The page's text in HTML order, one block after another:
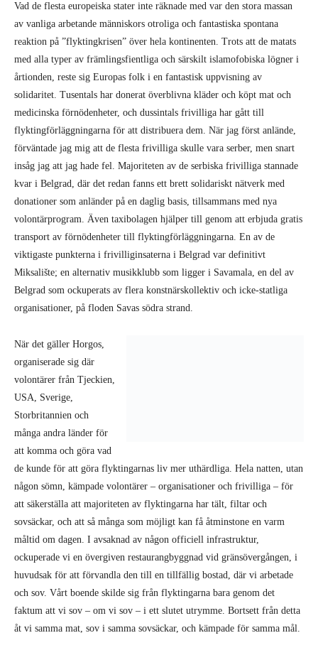
med alla typer av främlingsfientliga och särskilt islamofobiska lögner i
årtionden, reste sig Europas folk i en fantastisk uppvisning av
solidaritet. Tusentals har donerat överblivna kläder och köpt mat och
medicinska förnödenheter, och dussintals frivilliga har gått till
flyktingförläggningarna för att distribuera dem. När jag först anlände,
förväntade jag mig att de flesta frivilliga skulle vara serber, men snart
insåg jag att jag hade fel. Majoriteten av de serbiska frivilliga stannade
kvar i Belgrad, där det redan fanns ett brett solidariskt nätverk med
donationer som anländer på en daglig basis, tillsammans med nya
volontärprogram. Även taxibolagen hjälper till genom att erbjuda gratis
transport av förnödenheter till flyktingförläggningarna. En av de
viktigaste punkterna i frivilliginsaterna i Belgrad var definitivt
Miksalište; en alternativ musikklubb som ligger i Savamala, en del av
Belgrad som ockuperats av flera konstnärskollektiv och icke-statliga
organisationer, på floden Savas södra strand.
När det gäller Horgos,
organiserade sig där
USA, Sverige,
Storbritannien och
många andra länder för
att komma och göra vad
de kunde för att göra flyktingarnas liv mer uthärdliga. Hela natten, utan
någon sömn, kämpade volontärer – organisationer och frivilliga – för
att säkerställa att majoriteten av flyktingarna har tält, filtar och
sovsäckar, och att så många som möjligt kan få åtminstone en varm
måltid om dagen. I avsaknad av någon officiell infrastruktur,
ockuperade vi en övergiven restaurangbyggnad vid gränsövergången, i
huvudsak för att förvandla den till en tillfällig bostad, där vi arbetade
och sov. Vårt boende skilde sig från flyktingarna bara genom det
faktum att vi sov – om vi sov – i ett slutet utrymme. Bortsett från detta
åt vi samma mat, sov i samma sovsäckar, och kämpade för samma mål.
Bland de mest eftertraktade sakerna i lägret var information och
internet. När ryktet spred sig att jag skulle kunna erbjuda en gratis